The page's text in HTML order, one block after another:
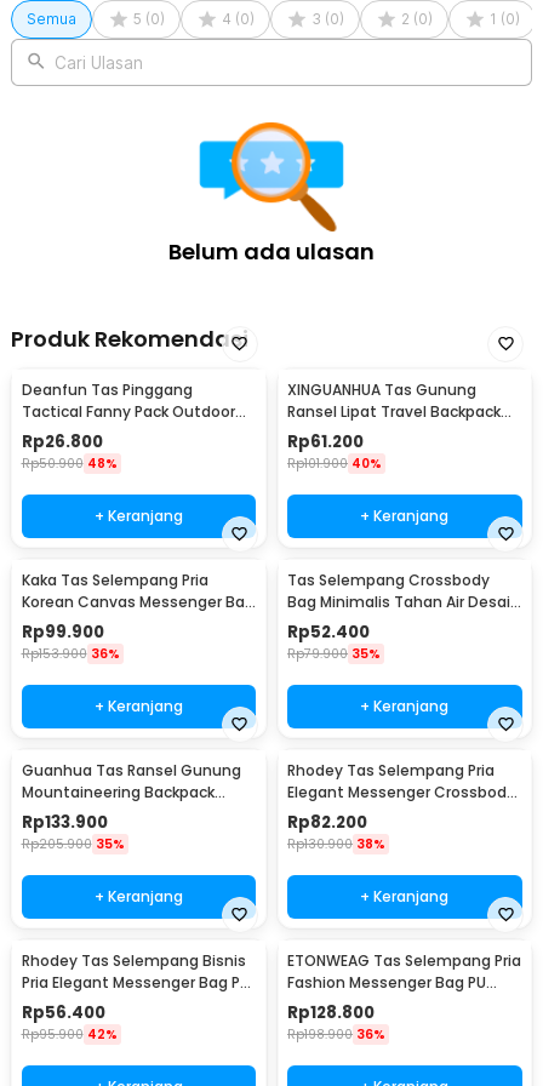
Outdoor 75L - SIG30D
Semua 5 (0) 4 (0) 3 (0) 2 (0) 1 (0)
Cari Ulasan
Belum ada ulasan
Produk Rekomendasi
Deanfun Tas Pinggang
Tactical Fanny Pack Outdoor
Gear 12x5x17.5cm - ZSXD001
Rp26.800
Rp50.900 48%
+ Keranjang
XINGUANHUA Tas Gunung
Ransel Lipat Travel Backpack
Waterproof 17L - GC17
Rp61.200
Rp101.900 40%
+ Keranjang
Kaka Tas Selempang Pria
Korean Canvas Messenger Bag
- MY2642
Rp99.900
Rp153.900 36%
+ Keranjang
Tas Selempang Crossbody
Bag Minimalis Tahan Air Desain
Militer - 0702
Rp52.400
Rp79.900 35%
+ Keranjang
Guanhua Tas Ransel Gunung
Mountaineering Backpack
Outdoor 35 L - GC35
Rp133.900
Rp205.900 35%
+ Keranjang
Rhodey Tas Selempang Pria
Elegant Messenger Crossbody
Sling Bag - 6330
Rp82.200
Rp130.900 38%
+ Keranjang
Rhodey Tas Selempang Bisnis
Pria Elegant Messenger Bag PU
Leather - 9906
Rp56.400
Rp95.900 42%
ETONWEAG Tas Selempang Pria
Fashion Messenger Bag PU
Leather - 9918
Rp128.800
Rp198.900 36%